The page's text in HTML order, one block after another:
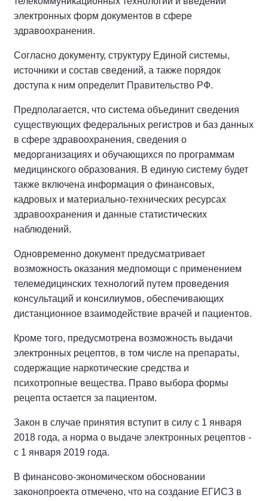
электронных форм документов в сфере
здравоохранения.
Согласно документу, структуру Единой системы,
источники и состав сведений, а также порядок
доступа к ним определит Правительство РФ.
Предполагается, что система объединит сведения
существующих федеральных регистров и баз данных
в сфере здравоохранения, сведения о
медорганизациях и обучающихся по программам
медицинского образования. В единую систему будет
также включена информация о финансовых,
кадровых и материально-технических ресурсах
здравоохранения и данные статистических
наблюдений.
Одновременно документ предусматривает
возможность оказания медпомощи с применением
телемедицинских технологий путем проведения
консультаций и консилиумов, обеспечивающих
дистанционное взаимодействие врачей и пациентов.
Кроме того, предусмотрена возможность выдачи
электронных рецептов, в том числе на препараты,
содержащие наркотические средства и
психотропные вещества. Право выбора формы
рецепта остается за пациентом.
Закон в случае принятия вступит в силу с 1 января
2018 года, а норма о выдаче электронных рецептов -
с 1 января 2019 года.
В финансово-экономическом обосновании
законопроекта отмечено, что на создание ЕГИСЗ в